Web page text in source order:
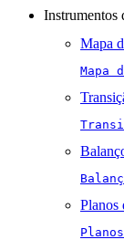
Instrumentos
Mapa
Mapa
Planos